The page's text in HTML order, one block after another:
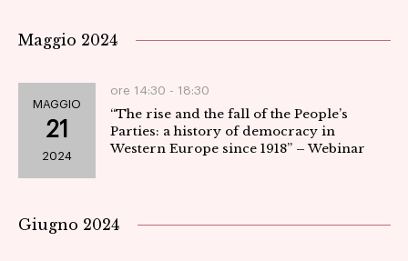
Maggio 2024
MAGGIO
21
2024
ore 14:30 - 18:30
“The rise and the fall of the People’s
Parties: a history of democracy in
Western Europe since 1918” – Webinar
Giugno 2024